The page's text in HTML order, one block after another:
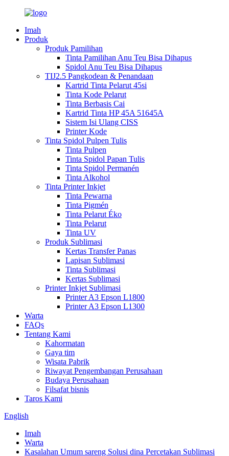
Imah
Produk
Produk Pamilihan
Tinta Pamilihan Anu Teu Bisa Dihapus
Spidol Anu Teu Bisa Dihapus
TIJ2.5 Pangkodean & Penandaan
Kartrid Tinta Pelarut 45si
Tinta Kode Pelarut
Tinta Berbasis Cai
Kartrid Tinta HP 45A 51645A
Sistem Isi Ulang CISS
Printer Kode
Tinta Spidol Pulpen Tulis
Tinta Pulpen
Tinta Spidol Papan Tulis
Tinta Spidol Permanén
Tinta Alkohol
Tinta Printer Inkjet
Tinta Pewarna
Tinta Pigmén
Tinta Pelarut Éko
Tinta Pelarut
Tinta UV
Produk Sublimasi
Kertas Transfer Panas
Lapisan Sublimasi
Tinta Sublimasi
Kertas Sublimasi
Printer Inkjet Sublimasi
Printer A3 Epson L1800
Printer A3 Epson L1300
Warta
FAQs
Tentang Kami
Kahormatan
Gaya tim
Wisata Pabrik
Riwayat Pengembangan Perusahaan
Budaya Perusahaan
Filsafat bisnis
Taros Kami
English
Imah
Warta
Kasalahan Umum sareng Solusi dina Percetakan Sublimasi